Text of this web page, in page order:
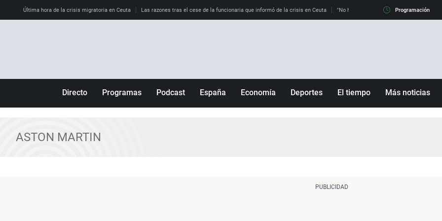
Última hora de la crisis migratoria en Ceuta Las razones tras el cese de la funcionaria que informó de la crisis en Ceuta "No hay mafias, que no nos engañen":
Programación
Directo Programas
Julia en la onda
Podcast España Economía Deportes El tiempo Más noticias
ASTON MARTIN